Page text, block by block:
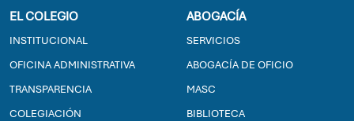
EL COLEGIO
INSTITUCIONAL
OFICINA ADMINISTRATIVA
TRANSPARENCIA
COLEGIACIÓN
ABOGACÍA
SERVICIOS
ABOGACÍA DE OFICIO
MASC
BIBLIOTECA